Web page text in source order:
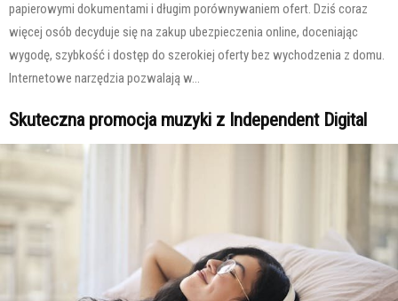
papierowymi dokumentami i długim porównywaniem ofert. Dziś coraz
więcej osób decyduje się na zakup ubezpieczenia online, doceniając
wygodę, szybkość i dostęp do szerokiej oferty bez wychodzenia z domu.
Internetowe narzędzia pozwalają w...
Skuteczna promocja muzyki z Independent Digital